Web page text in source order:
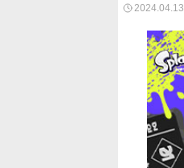
2024.04.13